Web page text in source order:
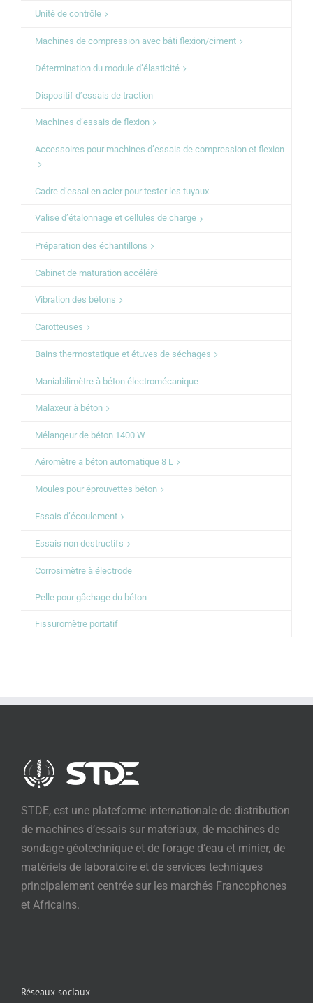
Unité de contrôle
Machines de compression avec bâti flexion/ciment
Détermination du module d’élasticité
Dispositif d’essais de traction
Machines d’essais de flexion
Accessoires pour machines d’essais de compression et flexion
Cadre d’essai en acier pour tester les tuyaux
Valise d’étalonnage et cellules de charge
Préparation des échantillons
Cabinet de maturation accéléré
Vibration des bétons
Carotteuses
Bains thermostatique et étuves de séchages
Maniabilimètre à béton électromécanique
Malaxeur à béton
Mélangeur de béton 1400 W
Aéromètre a béton automatique 8 L
Moules pour éprouvettes béton
Essais d’écoulement
Essais non destructifs
Corrosimètre à électrode
Pelle pour gâchage du béton
Fissuromètre portatif
STDE, est une plateforme internationale de distribution
de machines d’essais sur matériaux, de machines de
sondage géotechnique et de forage d’eau et minier, de
matériels de laboratoire et de services techniques
principalement centrée sur les marchés Francophones
et Africains.
Réseaux sociaux